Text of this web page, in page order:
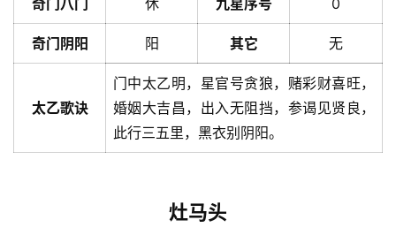
奇门八门 休 九星序号 0
奇门阴阳 阳 其它 无
太乙歌诀
门中太乙明，星官号贪狼，赌彩财喜旺，
婚姻大吉昌，出入无阻挡，参谒见贤良，
此行三五里，黑衣别阴阳。
灶马头